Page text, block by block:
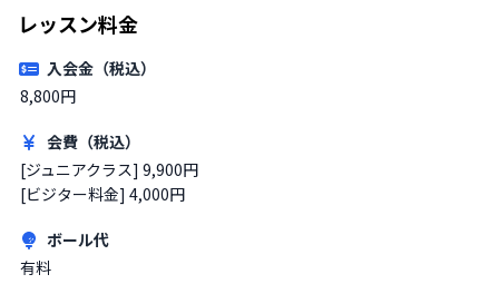
レッスン料金
入会金（税込）
8,800円
会費（税込）
[ジュニアクラス] 9,900円
[ビジター料金] 4,000円
ボール代
有料